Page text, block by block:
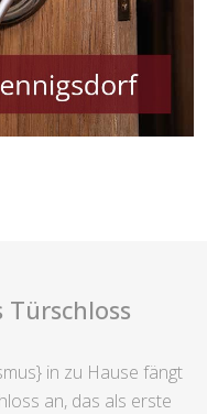
in zu Hause fängt
an, das als erste